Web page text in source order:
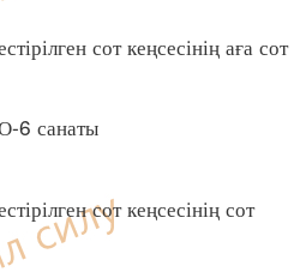
сот кеңсесінің аға сот
6 санаты
сот кеңсесінің сот